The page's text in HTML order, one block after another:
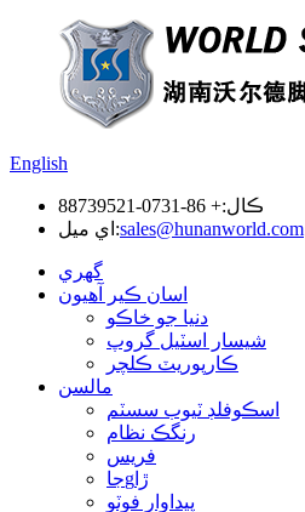
English
ڪال:+ 86-0731-88739521
اي ميل:sales@hunanworld.com
گهري
اسان ڪير آهيون
دنيا جو خاڪو
شيسار اسٽيل گروپ
ڪارپوريٽ ڪلچر
مالسن
اسڪوفلڊ ٽيوب سسٽم
رنگڪ نظام
فريس
جاgڙا
پيداوار فوٽو